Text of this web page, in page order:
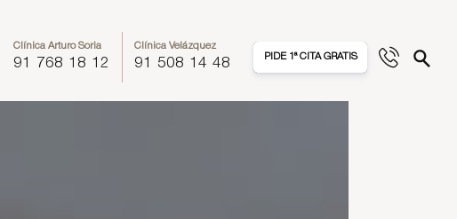
Clínica Arturo Soria
91 768 18 12
Clínica Velázquez
91 508 14 48 PIDE 1ª CITA GRATIS